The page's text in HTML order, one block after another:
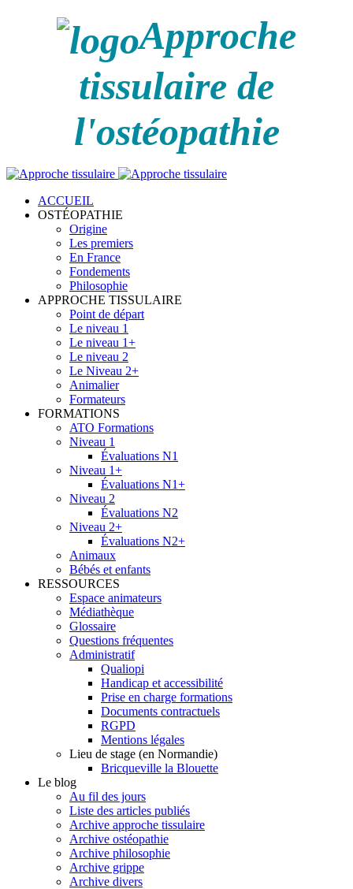
Approche
tissulaire de
l'ostéopathie
ACCUEIL
OSTÉOPATHIE
Origine
Les premiers
En France
Fondements
Philosophie
APPROCHE TISSULAIRE
Point de départ
Le niveau 1
Le niveau 1+
Le niveau 2
Le Niveau 2+
Animalier
Formateurs
FORMATIONS
ATO Formations
Niveau 1
Évaluations N1
Niveau 1+
Évaluations N1+
Niveau 2
Évaluations N2
Niveau 2+
Évaluations N2+
Animaux
Bébés et enfants
RESSOURCES
Espace animateurs
Médiathèque
Glossaire
Questions fréquentes
Administratif
Qualiopi
Handicap et accessibilité
Prise en charge formations
Documents contractuels
RGPD
Mentions légales
Lieu de stage (en Normandie)
Bricqueville la Blouette
Le blog
Au fil des jours
Liste des articles publiés
Archive approche tissulaire
Archive ostéopathie
Archive philosophie
Archive grippe
Archive divers